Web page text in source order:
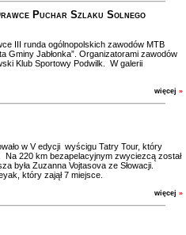
Puchar Szlaku Solnego
III runda ogólnopolskich zawodów MTB
Gminy Jabłonka”. Organizatorami zawodów
Klub Sportowy Podwilk. W galerii
więcej »
w V edycji wyścigu Tatry Tour, który
Na 220 km bezapelacyjnym zwyciezcą został
była Zuzanna Vojtasova ze Słowacji.
który zajął 7 miejsce.
więcej »